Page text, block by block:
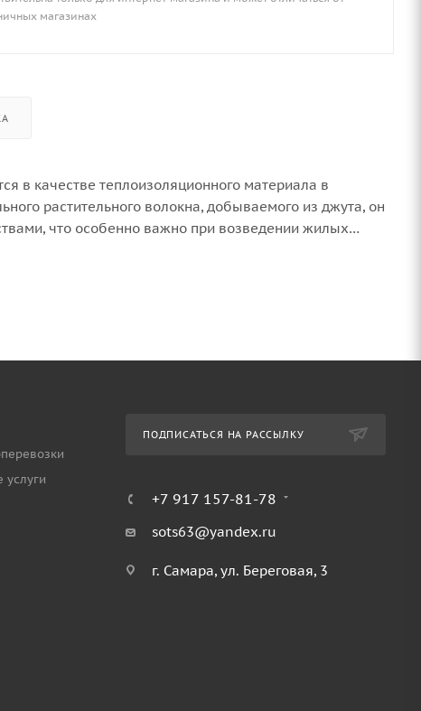
магазинах
в качестве теплоизоляционного материала в
растительного волокна, добываемого из джута, он
что особенно важно при возведении жилых
услуги
ПОДПИСАТЬСЯ НА РАССЫЛКУ
+7 917 157-81-78
sots63@yandex.ru
г. Самара, ул. Береговая, 3